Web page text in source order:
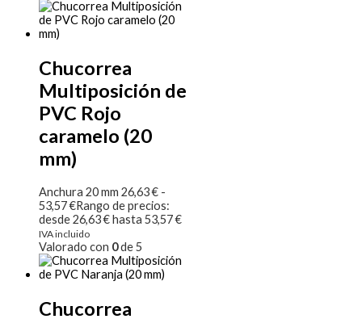
Chucorrea
Multiposición de
PVC Rojo
caramelo (20
mm)
Anchura 20 mm 26,63€ -
53,57€Rango de precios:
desde 26,63 € hasta 53,57 €
IVA incluido
Valorado con 0de 5
Chucorrea